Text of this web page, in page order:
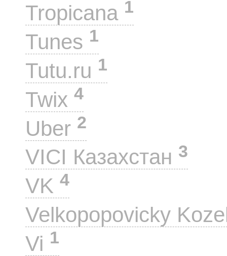
Tropicana 1
Tunes 1
Tutu.ru 1
Twix 4
Uber 2
VICI Казахстан 3
VK 4
Velkopopovicky
Vi 1